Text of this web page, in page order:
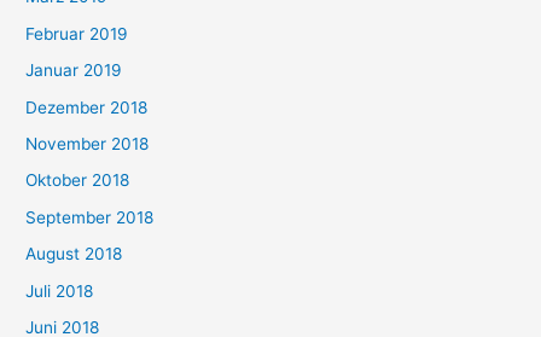
Februar 2019
Januar 2019
Dezember 2018
November 2018
Oktober 2018
September 2018
August 2018
Juli 2018
Juni 2018